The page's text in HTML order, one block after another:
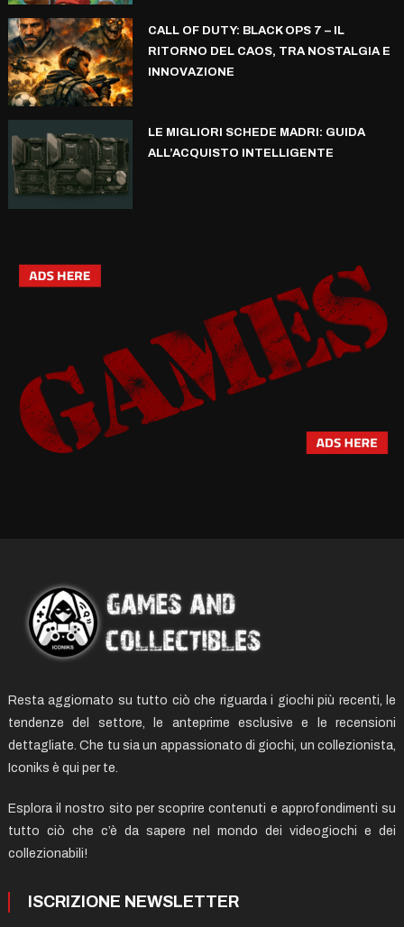
CALL OF DUTY: BLACK OPS 7 – IL
RITORNO DEL CAOS, TRA NOSTALGIA E
INNOVAZIONE
LE MIGLIORI SCHEDE MADRI: GUIDA
ALL’ACQUISTO INTELLIGENTE
Resta aggiornato su tutto ciò che riguarda i giochi più recenti, le
tendenze del settore, le anteprime esclusive e le recensioni
dettagliate. Che tu sia un appassionato di giochi, un collezionista,
Iconiks è qui per te.
Esplora il nostro sito per scoprire contenuti e approfondimenti su
tutto ciò che c’è da sapere nel mondo dei videogiochi e dei
collezionabili!
ISCRIZIONE NEWSLETTER